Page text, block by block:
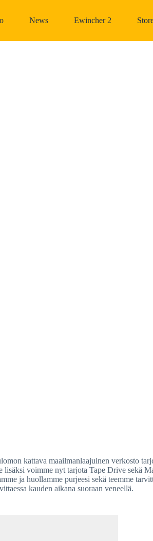
News Ewincher 2
kattava maailmanlaajuinen verkosto
voimme nyt tarjota Tape Drive sekä
ja huollamme purjeesi sekä teemme
kauden aikana suoraan veneellä.